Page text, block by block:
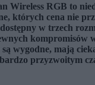
Wireless RGB to
których cena nie
w trzech
kompromisów
wygodne, mają
przyzwoitym